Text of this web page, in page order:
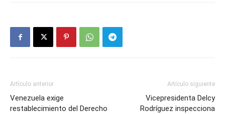
Artículo anterior
Venezuela exige
restablecimiento del Derecho
Artículo siguiente
Vicepresidenta Delcy
Rodríguez inspecciona